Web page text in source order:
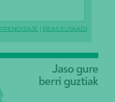
| REAS EUSKADI